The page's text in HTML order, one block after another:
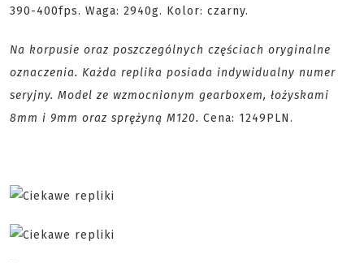
390-400fps. Waga: 2940g. Kolor: czarny.
Na korpusie oraz poszczególnych częściach oryginalne
oznaczenia. Każda replika posiada indywidualny numer
seryjny. Model ze wzmocnionym gearboxem, łożyskami
8mm i 9mm oraz sprężyną M120. Cena: 1249PLN.